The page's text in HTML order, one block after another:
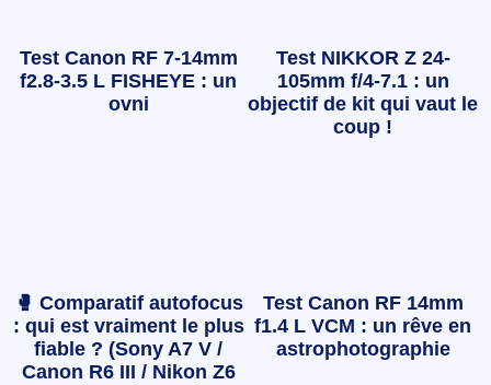
Test Canon RF 7-14mm
f2.8-3.5 L FISHEYE : un
ovni
Test NIKKOR Z 24-
105mm f/4-7.1 : un
objectif de kit qui vaut le
coup !
🥊 Comparatif autofocus
: qui est vraiment le plus
fiable ? (Sony A7 V /
Canon R6 III / Nikon Z6
Test Canon RF 14mm
f1.4 L VCM : un rêve en
astrophotographie